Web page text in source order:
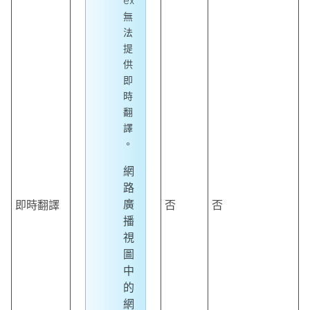
即時翻譯
無
法
提
供
即
時
翻
譯
。
網
路
廣
播
視
圖
中
的
網
否 否